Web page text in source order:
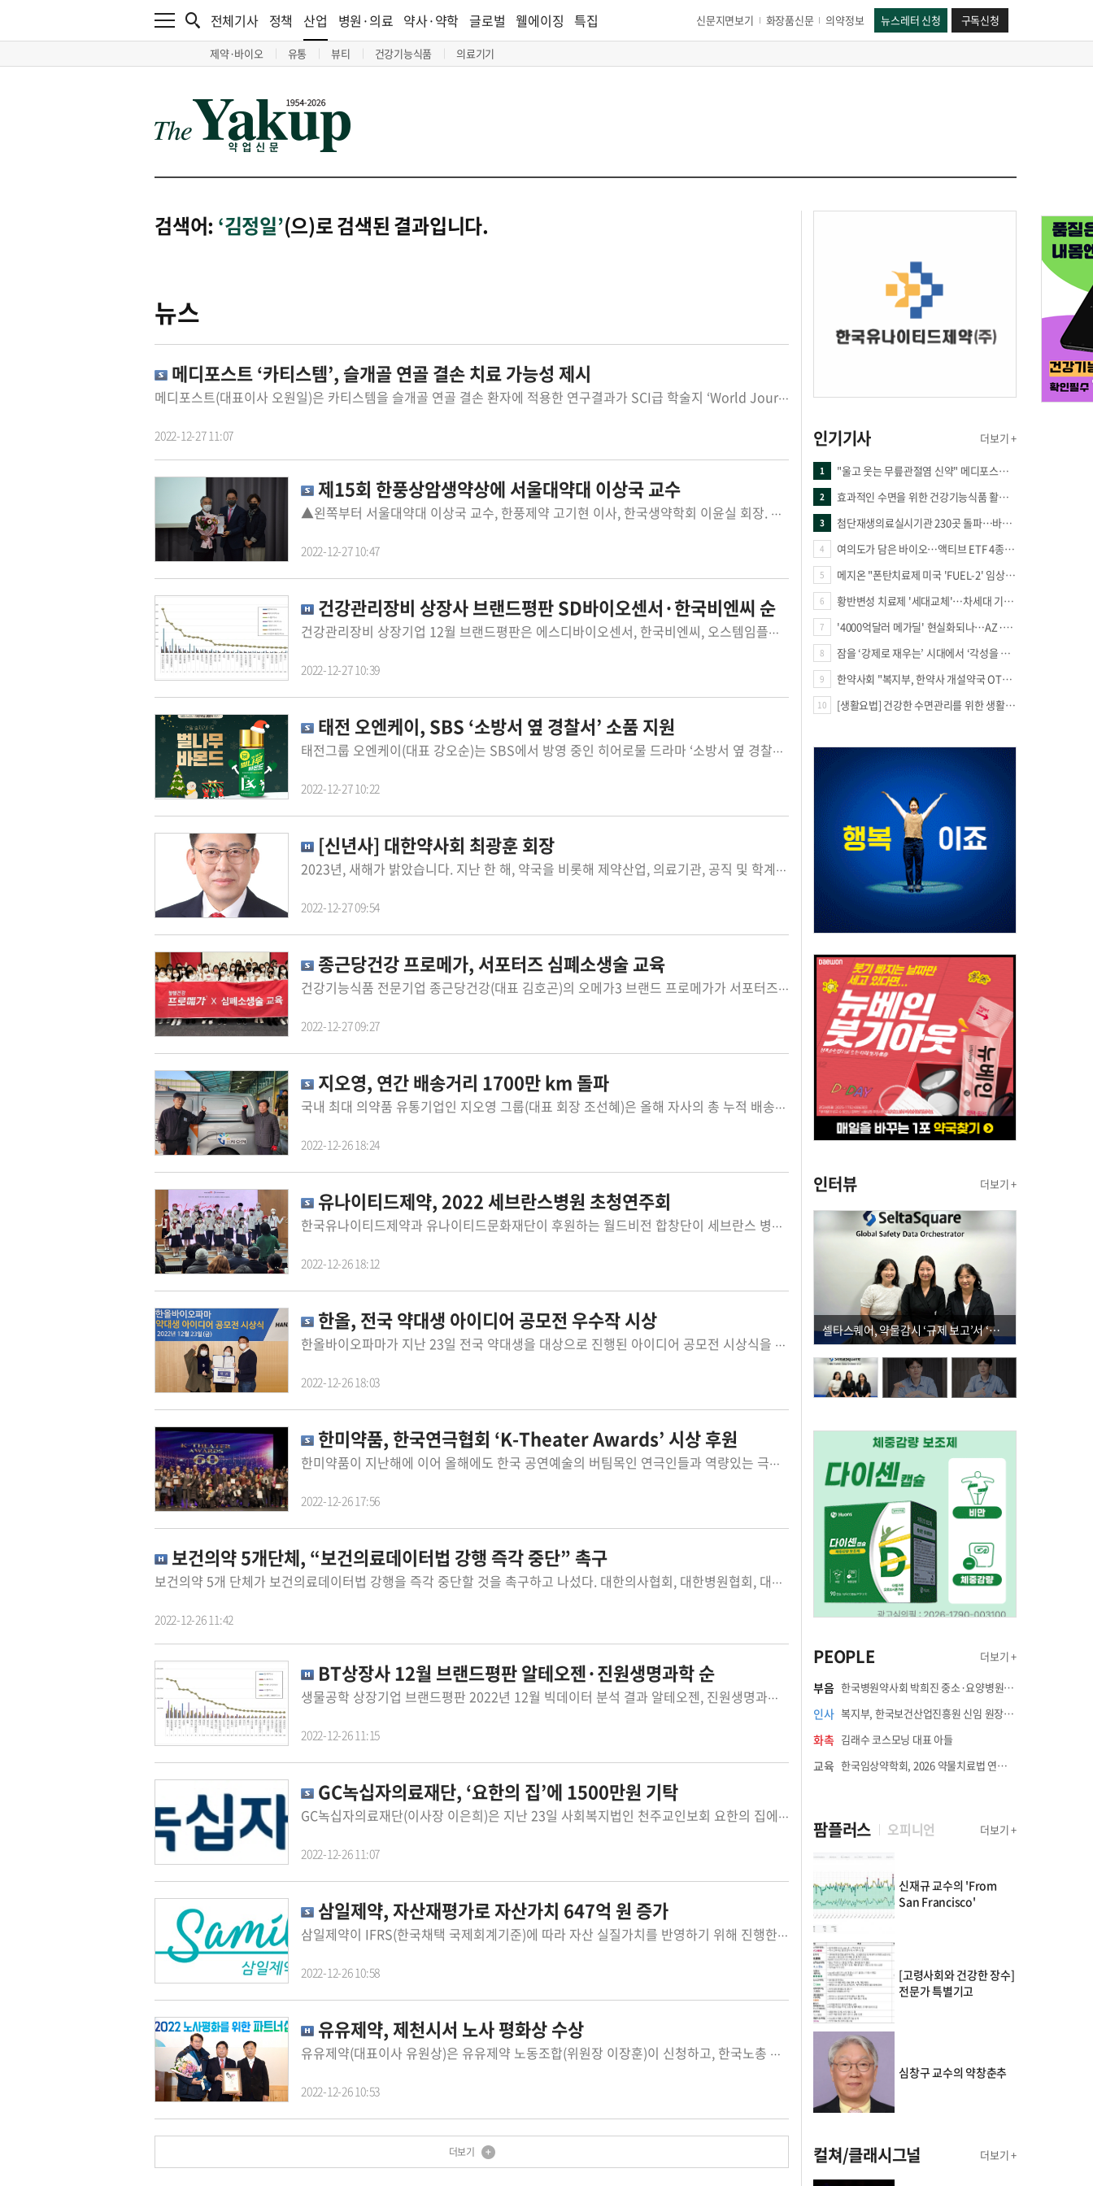
전체기사 정책 산업
제약·바이오 유통 뷰티 건강기능식품 의료기기
병원·의료 약사·약학 글로벌 웰에이징 특집 신문지면보기 화장품신문 의약정보 뉴스레터 신청 구독신청
검색어: ‘김정일’(으)로 검색된 결과입니다.
뉴스
메디포스트 ‘카티스템’, 슬개골 연골 결손 치료 가능성 제시
메디포스트(대표이사 오원일)은 카티스템을 슬개골 연골 결손 환자에 적용한 연구결과가 SCI급 학술지 ‘World Journal of Clinical Cases’에 게재됐다고 27일 밝혔다. 이번 논문은 강남제이에스병...
2022-12-27 11:07
제15회 한풍상암생약상에 서울대약대 이상국 교수
▲왼쪽부터 서울대약대 이상국 교수, 한풍제약 고기현 이사, 한국생약학회 이윤실 회장. 한풍제약(대표 조인식·조형권)은 이상국 서울대학교 ...
2022-12-27 10:47
건강관리장비 상장사 브랜드평판 SD바이오센서·한국비엔씨 순
건강관리장비 상장기업 12월 브랜드평판은 에스디바이오센서, 한국비엔씨, 오스템임플란트 순이었다. 한국기업평판연구소는 건강관리장비 상장기업 64...
2022-12-27 10:39
태전 오엔케이, SBS ‘소방서 옆 경찰서’ 소품 지원
태전그룹 오엔케이(대표 강오순)는 SBS에서 방영 중인 히어로물 드라마 ‘소방서 옆 경찰서’에 ‘벌나무 바몬드’와 ‘알루알루 r...
2022-12-27 10:22
[신년사] 대한약사회 최광훈 회장
2023년, 새해가 밝았습니다. 지난 한 해, 약국을 비롯해 제약산업, 의료기관, 공직 및 학계 등 다양한 약사 직역현장에서 국민건강을 위해 헌신해 오신 모...
2022-12-27 09:54
종근당건강 프로메가, 서포터즈 심폐소생술 교육
건강기능식품 전문기업 종근당건강(대표 김호곤)의 오메가3 브랜드 프로메가가 서포터즈와 함께 심폐소생술(CPR) 교육을 진행했다고 27일 밝혔다. 프...
2022-12-27 09:27
지오영, 연간 배송거리 1700만 km 돌파
국내 최대 의약품 유통기업인 지오영 그룹(대표 회장 조선혜)은 올해 자사의 총 누적 배송거리가 1700만 km를 돌파했다고 27일 밝혔다. 지오영 물류본...
2022-12-26 18:24
유나이티드제약, 2022 세브란스병원 초청연주회
한국유나이티드제약과 유나이티드문화재단이 후원하는 월드비전 합창단이 세브란스 병원에서 초청 연주회를 개최했다. 한국유나이티드제약과(대표 강...
2022-12-26 18:12
한올, 전국 약대생 아이디어 공모전 우수작 시상
한올바이오파마가 지난 23일 전국 약대생을 대상으로 진행된 아이디어 공모전 시상식을 개최했다. 이번 공모전은 한올바이오파마의 글로벌 경쟁력 강...
2022-12-26 18:03
한미약품, 한국연극협회 ‘K-Theater Awards’ 시상 후원
한미약품이 지난해에 이어 올해에도 한국 공연예술의 버팀목인 연극인들과 역량있는 극단들에 대한 지원에 나섰다. 한미약품은 성탄절인 지난 25일 서...
2022-12-26 17:56
보건의약 5개단체, “보건의료데이터법 강행 즉각 중단” 촉구
보건의약 5개 단체가 보건의료데이터법 강행을 즉각 중단할 것을 촉구하고 나섰다. 대한의사협회, 대한병원협회, 대한치과의사협회, 대한한의사협회, 대한약사회 등 보건의약 5개 단체는 23일 발표한 공동성명...
2022-12-26 11:42
BT상장사 12월 브랜드평판 알테오젠·진원생명과학 순
생물공학 상장기업 브랜드평판 2022년 12월 빅데이터 분석 결과 알테오젠, 진원생명과학, 네이처셀 순으로 분석됐다. 한국기업평판연구소는 생물공학 ...
2022-12-26 11:15
GC녹십자의료재단, ‘요한의 집’에 1500만원 기탁
GC녹십자의료재단(이사장 이은희)은 지난 23일 사회복지법인 천주교인보회 요한의 집에 성금 1500만 원을 전달했다고 26일 밝혔다. GC녹십자의료재단...
2022-12-26 11:07
삼일제약, 자산재평가로 자산가치 647억 원 증가
삼일제약이 IFRS(한국채택 국제회계기준)에 따라 자산 실질가치를 반영하기 위해 진행한 자산 재평가를 통해 647억 원의 자산이 증가했다고 26일 공시했다. ...
2022-12-26 10:58
유유제약, 제천시서 노사 평화상 수상
유유제약(대표이사 유원상)은 유유제약 노동조합(위원장 이장훈)이 신청하고, 한국노총 제천·단양지역지부(의장 이종각)이 추천해 제천시(시장 김...
2022-12-26 10:53
더보기
인기기사 더보기 +
1 "울고 웃는 무릎관절염 신약" 메디포스트·강스템·네이처셀 전진, 코오롱티슈진 반전 과제
2 효과적인 수면을 위한 건강기능식품 활용법
3 첨단재생의료실시기관 230곳 돌파…바이오 새 시장 꿈틀
4 여의도가 담은 바이오…액티브 ETF 4종의 선택은
5 메지온 "폰탄치료제 미국 'FUEL-2' 임상 프로토콜 영국 승인"
6 황반변성 치료제 '세대교체'…차세대 기전 경쟁 본격화
7 '4000억달러 메가딜' 현실화되나…AZ·BMS 합병설에 글로벌 제약업계 촉각
8 잠을 ‘강제로 재우는’ 시대에서 ‘각성을 낮추는’ 시대로
9 한약사회 "복지부, 한약사 개설약국 OTC 공급 방해 더는 방관 말아야"
10 [생활요법] 건강한 수면관리를 위한 생활요법
인터뷰 더보기 +
셀타스퀘어, 약물감시 ‘규제 보고’서 ‘데이터 의사결정’으로 "PVX 전환 요구 커진다"
PEOPLE 더보기 +
부음 한국병원약사회 박희진 중소·요양병원이사(충청북도 청주의료원 약제팀장) 부친상
인사 복지부, 한국보건산업진흥원 신임 원장에 고상백 교수 임명
화촉 김래수 코스모닝 대표 아들
교육 한국임상약학회, 2026 약물치료법 연수강좌 8월 21일 개최
팜플러스 오피니언 더보기 +
신재규 교수의 'From
San Francisco'
[고령사회와 건강한 장수]
전문가 특별기고
심창구 교수의 약창춘추
컬쳐/클래시그널 더보기 +